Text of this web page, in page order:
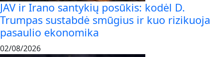
JAV ir Irano santykių posūkis: kodėl D.
Trumpas sustabdė smūgius ir kuo rizikuoja
pasaulio ekonomika
02/08/2026